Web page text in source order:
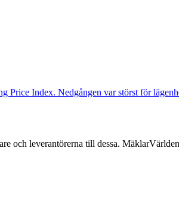
Index. Nedgången var störst för
och leverantörerna till dessa.